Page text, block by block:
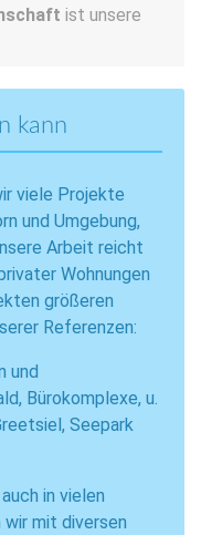
ist unsere
kann
viele Projekte
und Umgebung,
Arbeit reicht
Wohnungen
größeren
Referenzen:
und
Bürokomplexe, u.
Seepark
in vielen
wir mit diversen